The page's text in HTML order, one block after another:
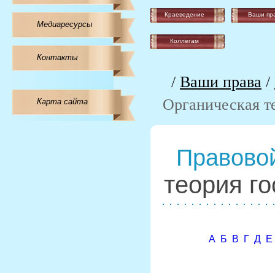
Медиаресурсы
Контакты
Карта сайта
Краеведение Ваши
Коллегам
/ Ваши права /
Органическая
теория
А Б В Г Д Е